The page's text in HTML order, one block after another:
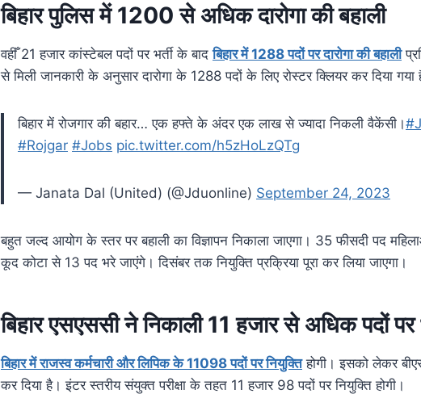
बिहार पुलिस में 1200 से अधिक दारोगा की बहाली
वहीँ 21 हजार कांस्टेबल पदों पर भर्ती के बादबिहार में 1288 पदों पर दारोगा की बहाली
से मिली जानकारी के अनुसार दारोगा के 1288 पदों के लिए रोस्टर क्लियर कर दिया गया
बिहार में रोजगार की बहार… एक हफ्ते के अंदर एक लाख से ज्यादा निकली वैकेंसी।
#Rojgar #Jobs pic.twitter.com/h5zHoLzQTg
— Janata Dal (United) (@Jduonline) September 24, 2023
बहुत जल्द आयोग के स्तर पर बहाली का विज्ञापन निकाला जाएगा। 35 फीसदी पद
कूद कोटा से 13 पद भरे जाएंगे। दिसंबर तक नियुक्ति प्रक्रिया पूरा कर लिया जाएगा।
बिहार एसएससी ने निकाली 11 हजार से अधिक पदों पर
बिहार में राजस्व कर्मचारी और लिपिक के 11098 पदों पर नियुक्तिहोगी। इसको लेकर
कर दिया है। इंटर स्तरीय संयुक्त परीक्षा के तहत 11 हजार 98 पदों पर नियुक्ति होगी।